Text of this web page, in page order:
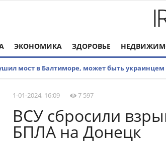
ЭКОНОМИКА ЗДОРОВЬЕ
мост в Балтиморе, может быть украинцем
1-01-2024, 16:09 7 597
ВСУ сбросили
БПЛА на Донецк